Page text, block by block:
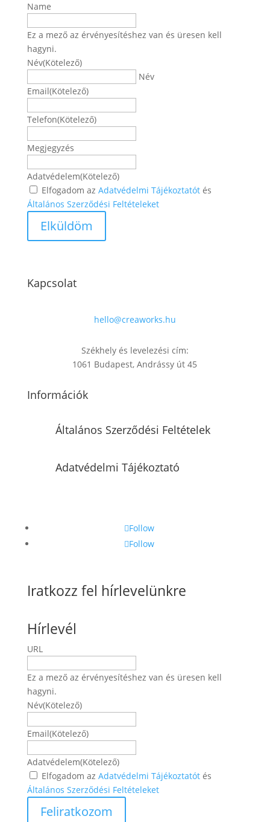
Name
Ez a mező az érvényesítéshez van és üresen kell
hagyni.
Név(Kötelező)
Név
Email(Kötelező)
Telefon(Kötelező)
Megjegyzés
Adatvédelem(Kötelező)
Elfogadom az Adatvédelmi Tájékoztatótés
Általános Szerződési Feltételeket
Kapcsolat
hello@creaworks.hu
Székhely és levelezési cím:
1061 Budapest, Andrássy út 45
Információk
Általános Szerződési Feltételek
Adatvédelmi Tájékoztató
Follow
Follow
Iratkozz fel hírlevelünkre
Hírlevél
URL
Ez a mező az érvényesítéshez van és üresen kell
hagyni.
Név(Kötelező)
Email(Kötelező)
Adatvédelem(Kötelező)
Elfogadom az Adatvédelmi Tájékoztatótés
Általános Szerződési Feltételeket